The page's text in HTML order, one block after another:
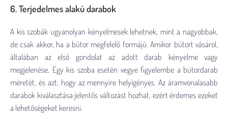
6. Terjedelmes alakú darabok
A kis szobák ugyanolyan kényelmesek lehetnek, mint a nagyobbak,
de csak akkor, ha a bútor megfelelő formájú. Amikor bútort vásárol,
általában az első gondolat az adott darab kényelme vagy
megjelenése. Egy kis szoba esetén vegye figyelembe a bútordarab
méretét, és azt, hogy az mennyire helyigényes. Az áramvonalasabb
darabok kiválasztása jelentős változást hozhat, ezért érdemes ezeket
a lehetőségeket keresni.